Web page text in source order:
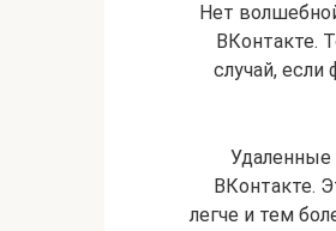
Нет
ВКонтакте.
случай,
Удаленные
ВКонтакте.
легче и тем